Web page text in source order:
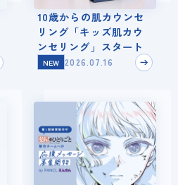
10歳からの肌カウンセ
リング「キッズ肌カウ
ンセリング」スタート
NEW 2026.07.16